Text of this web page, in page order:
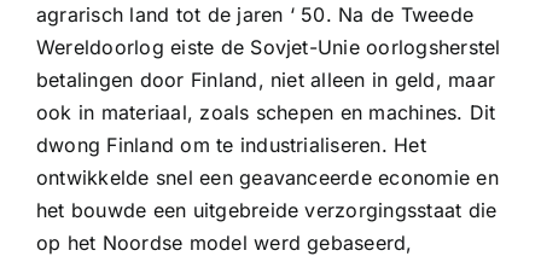
agrarisch land tot de jaren ‘ 50. Na de Tweede
Wereldoorlog eiste de Sovjet-Unie oorlogsherstel
betalingen door Finland, niet alleen in geld, maar
ook in materiaal, zoals schepen en machines. Dit
dwong Finland om te industrialiseren. Het
ontwikkelde snel een geavanceerde economie en
het bouwde een uitgebreide verzorgingsstaat die
op het Noordse model werd gebaseerd,